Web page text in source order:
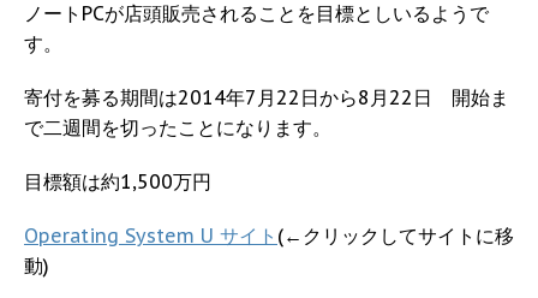
ノートPCが店頭販売されることを目標としいるようで
す。
寄付を募る期間は2014年7月22日から8月22日 開始ま
で二週間を切ったことになります。
目標額は約1,500万円
Operating System U サイト (←クリックしてサイトに移
動)